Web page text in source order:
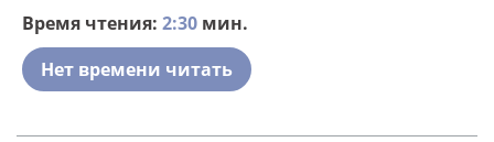
Время чтения: 2:30 мин.
Нет времени читать